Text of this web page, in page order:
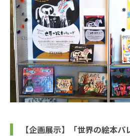
【企画展示】「世界の絵本